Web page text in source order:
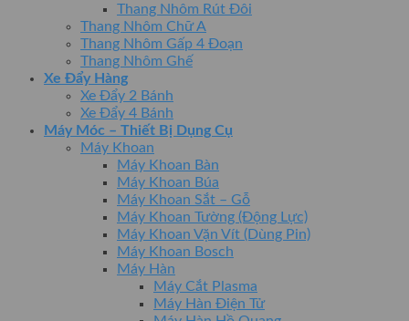
Thang Nhôm Rút Đôi
Thang Nhôm Chữ A
Thang Nhôm Gấp 4 Đoạn
Thang Nhôm Ghế
Xe Đẩy Hàng
Xe Đẩy 2 Bánh
Xe Đẩy 4 Bánh
Máy Móc – Thiết Bị Dụng Cụ
Máy Khoan
Máy Khoan Bàn
Máy Khoan Búa
Máy Khoan Sắt – Gỗ
Máy Khoan Tường (Động Lực)
Máy Khoan Vặn Vít (Dùng Pin)
Máy Khoan Bosch
Máy Hàn
Máy Cắt Plasma
Máy Hàn Điện Tử